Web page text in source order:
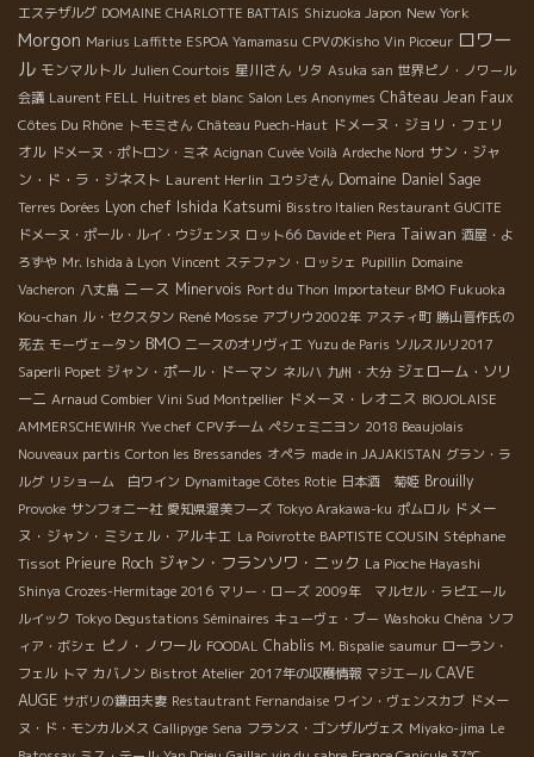
エステザルグ DOMAINE CHARLOTTE BATTAIS Shizuoka Japon New York
Morgon Marius Laffitte ESPOA Yamamasu CPVのKisho Vin Picoeur ロワー
ル モンマルトル Julien Courtois 星川さん リタ Asuka san 世界ピノ・ノワール
会議 Laurent FELL Huitres et blanc Salon Les Anonymes Château Jean Faux
Côtes Du Rhône トモミさん Château Puech-Haut ドメーヌ・ジョリ・フェリ
オル ドメーヌ・ポトロン・ミネ Acignan Cuvée Voilà Ardeche Nord サン・ジャ
ン・ド・ラ・ジネスト Laurent Herlin ユウジさん Domaine Daniel Sage
Terres Dorées Lyon chef Ishida Katsumi Bisstro Italien Restaurant GUCITE
ドメーヌ・ポール・ルイ・ウジェンヌ ロット66 Davide et Piera Taiwan 酒屋・よ
ろずや Mr. Ishida à Lyon Vincent ステファン・ロッシェ Pupillin Domaine
Vacheron 八丈島 ニース Minervois Port du Thon Importateur BMO Fukuoka
Kou-chan ル・セクスタン René Mosse アブリウ2002年 アスティ町 勝山晋作氏の
死去 モーヴェータン BMO ニースのオリヴィエ Yuzu de Paris ソルスルリ2017
Saperli Popet ジャン・ポール・ドーマン ネルハ 九州・大分 ジェローム・ソリ
ーニ Arnaud Combier Vini Sud Montpellier ドメーヌ・レオニス BIOJOLAISE
AMMERSCHEWIHR Yve chef CPVチーム ペシェミニヨン 2018 Beaujolais
Nouveaux partis Corton les Bressandes オペラ made in JAJAKISTAN グラン・ラ
ルグ リショーム 白ワイン Dynamitage Côtes Rotie 日本酒 菊姫 Brouilly
Provoke サンフォニー社 愛知県渥美フーズ Tokyo Arakawa-ku ポムロル ドメー
ヌ・ジャン・ミシェル・アルキエ La Poivrotte BAPTISTE COUSIN Stéphane
Tissot Prieure Roch ジャン・フランソワ・ニック La Pioche Hayashi
Shinya Crozes-Hermitage 2016 マリー・ローズ 2009年 マルセル・ラピエール
ルイック Tokyo Degustations Séminaires キューヴェ・ブー Washoku Chéna ソフ
ィア・ボシェ ピノ・ノワール FOODAL Chablis M. Bispalie saumur ローラン・
フェル トマ カバノン Bistrot Atelier 2017年の収穫情報 マジエール CAVE
AUGE サボリの鎌田夫妻 Restautrant Fernandaise ワイン・ヴェンスカブ ドメー
ヌ・ド・モンカルメス Callipyge Sena フランス・ゴンザルヴェス Miyako-jima Le